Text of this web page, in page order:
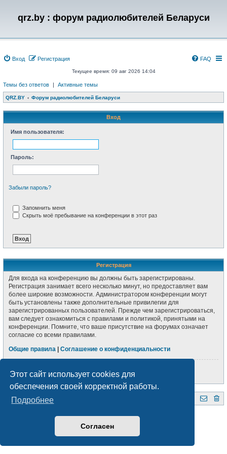
Этот сайт использует cookies для
обеспечения своей корректной работы.
Подробнее
Согласен
qrz.by : форум радиолюбителей Беларуси
Вход Регистрация FAQ
Текущее время: 09 авг 2026 14:04
Темы без ответов | Активные темы
QRZ.BY Форум радиолюбителей Беларуси
Вход
Имя пользователя:
Пароль:
Забыли пароль?
Запомнить меня
Скрыть моё пребывание на конференции в этот раз
Регистрация
Для входа на конференцию вы должны быть зарегистрированы.
Регистрация занимает всего несколько минут, но предоставляет вам
более широкие возможности. Администратором конференции могут
быть установлены также дополнительные привилегии для
зарегистрированных пользователей. Прежде чем зарегистрироваться,
вам следует ознакомиться с правилами и политикой, принятыми на
конференции. Помните, что ваше присутствие на форумах означает
согласие со всеми правилами.
Общие правила
Соглашение о конфиденциальности
Регистрация
QRZ.BY Форум радиолюбителей Беларуси
Русская поддержка phpBB
Конфиденциальность|Правила